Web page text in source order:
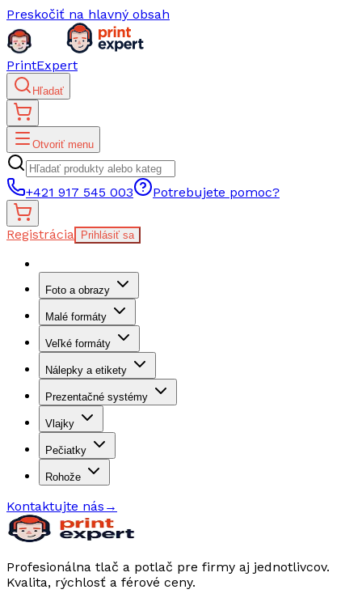
Preskočiť na hlavný obsah
PrintExpert
Hľadať
Otvoriť menu
+421 917 545 003 Potrebujete pomoc?
Registrácia Prihlásiť sa
Foto a obrazy
Malé formáty
Veľké formáty
Nálepky a etikety
Prezentačné systémy
Vlajky
Pečiatky
Rohože
Kontaktujte nás →
Profesionálna tlač a potlač pre firmy aj jednotlivcov.
Kvalita, rýchlosť a férové ceny.